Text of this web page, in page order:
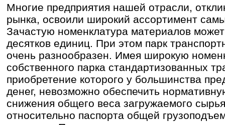
Многие предприятия нашей отрасли,
рынка, освоили широкий ассортимент
Зачастую номенклатура материалов может
десятков единиц. При этом парк
очень разнообразен. Имея широкую
собственного парка стандартизованных
приобретение которого у большинства
денег, невозможно обеспечить
снижения общего веса загружаемого
относительно паспорта общей